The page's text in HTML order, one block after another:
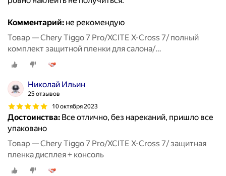
Комментарий: не рекомендую
Товар — Chery Tiggo 7 Pro/XCITE X-Cross 7/ полный
комплект защитной пленки для салона/
дисплей+консоль+гу+климат
Николай Ильин
25 отзывов
10 октября 2023
Достоинства: Все отлично, без нареканий, пришло все
упаковано
Товар — Chery Tiggo 7 Pro/XCITE X-Cross 7/ защитная
пленка дисплея + консоль